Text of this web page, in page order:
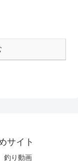
サイト
釣り動画